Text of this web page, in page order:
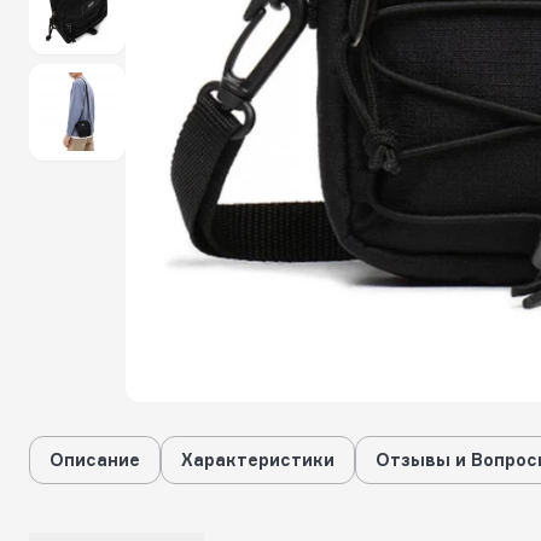
Описание Характеристики Отзывы и